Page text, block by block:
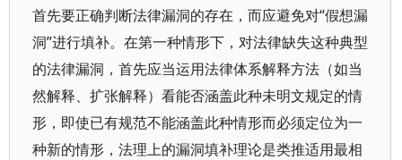
首先要正确判断法律漏洞的存在，而应避免对“假想漏
洞”进行填补。在第一种情形下，对法律缺失这种典型
的法律漏洞，首先应当运用法律体系解释方法（如当
然解释、扩张解释）看能否涵盖此种未明文规定的情
形，即使已有规范不能涵盖此种情形而必须定位为一
种新的情形，法理上的漏洞填补理论是类推适用最相